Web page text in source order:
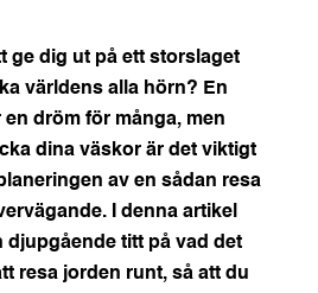
ge dig ut på ett storslaget
världens alla hörn? En
dröm för många, men
dina väskor är det viktigt
av en sådan resa
I denna artikel
djupgående titt på vad det
resa jorden runt, så att du